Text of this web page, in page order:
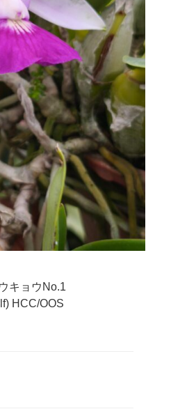
キョウNo.1
HCC/OOS